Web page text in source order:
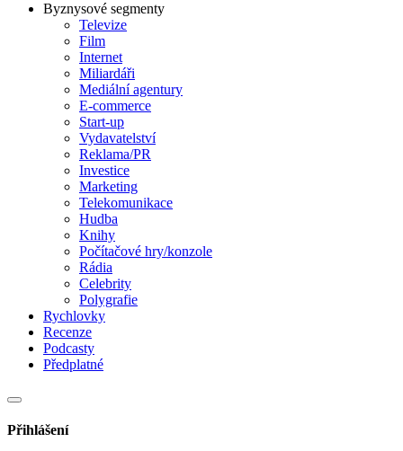
Byznysové segmenty
Televize
Film
Internet
Miliardáři
Mediální agentury
E-commerce
Start-up
Vydavatelství
Reklama/PR
Investice
Marketing
Telekomunikace
Hudba
Knihy
Počítačové hry/konzole
Rádia
Celebrity
Polygrafie
Rychlovky
Recenze
Podcasty
Předplatné
Přihlášení